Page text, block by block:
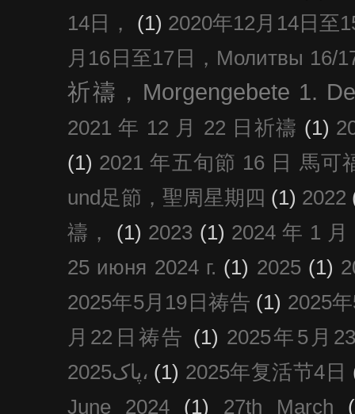
14日，
(1) 2020年12月14日至
月16日至17日，Молитвы 16/
祈禱，Morgengebete 1.
2021 年 12 月 22 日祈禱 (1)
(1) 2021 年五旬節 16 日 馬可
und足節，聖周星期四 (1) 2022
禱，
(1) 2023 (1) 2024 年 1
25 июня 2024 г. (1) 2025 (1)
2025年5月19日祷告 (1) 2025
月22日祷告 (1) 2025年5月
پاک2025، (1) 2025年复活节4日
June 2024
(1) 27th March